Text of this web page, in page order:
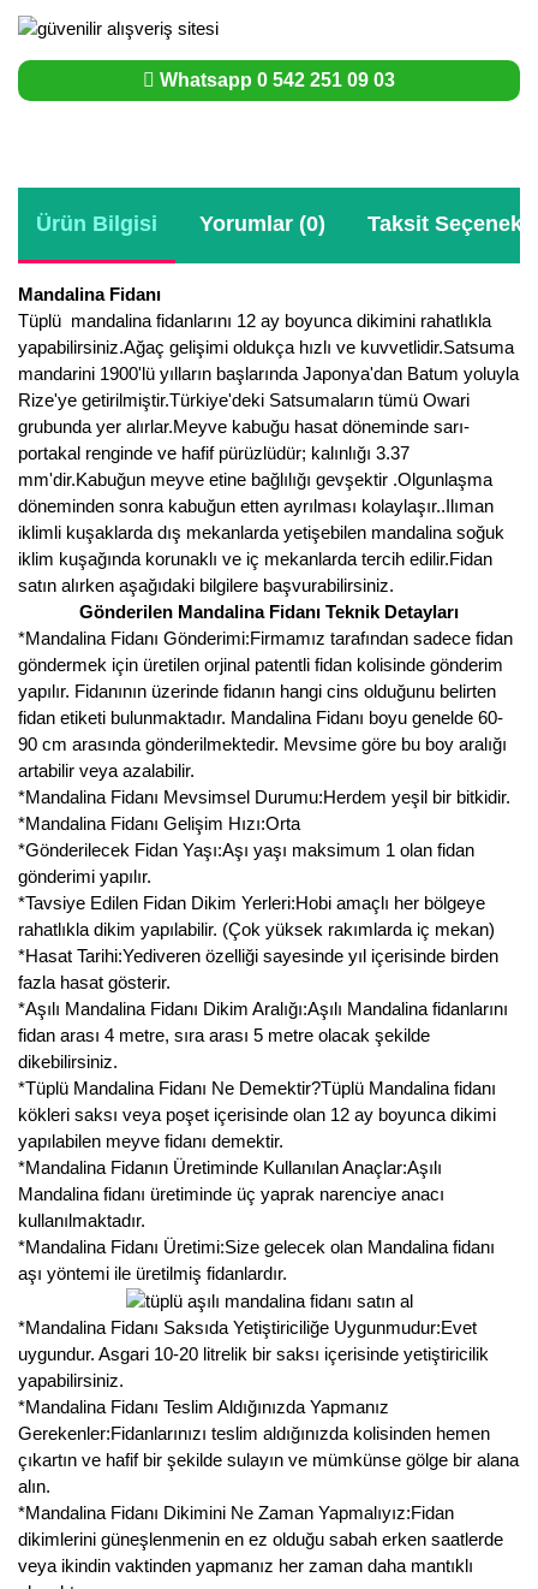
Whatsapp 0 542 251 09 03
Ürün Bilgisi Yorumlar (0) Taksit
Mandalina Fidanı
Tüplü mandalina fidanlarını 12 ay boyunca dikimini rahatlıkla
yapabilirsiniz.Ağaç gelişimi oldukça hızlı ve kuvvetlidir.Satsuma
mandarini 1900'lü yılların başlarında Japonya'dan Batum yoluyla
Rize'ye getirilmiştir.Türkiye'deki Satsumaların tümü Owari
grubunda yer alırlar.Meyve kabuğu hasat döneminde sarı-
portakal renginde ve hafif pürüzlüdür; kalınlığı 3.37
mm'dir.Kabuğun meyve etine bağlılığı gevşektir .Olgunlaşma
döneminden sonra kabuğun etten ayrılması kolaylaşır..Ilıman
iklimli kuşaklarda dış mekanlarda yetişebilen mandalina soğuk
iklim kuşağında korunaklı ve iç mekanlarda tercih edilir.Fidan
satın alırken aşağıdaki bilgilere başvurabilirsiniz.
Gönderilen Mandalina Fidanı Teknik Detayları
*Mandalina Fidanı Gönderimi:Firmamız tarafından sadece fidan
göndermek için üretilen orjinal patentli fidan kolisinde gönderim
yapılır. Fidanının üzerinde fidanın hangi cins olduğunu belirten
fidan etiketi bulunmaktadır. Mandalina Fidanı boyu genelde 60-
90 cm arasında gönderilmektedir. Mevsime göre bu boy aralığı
artabilir veya azalabilir.
*Mandalina Fidanı Mevsimsel Durumu:Herdem yeşil bir bitkidir.
*Mandalina Fidanı Gelişim Hızı:Orta
*Gönderilecek Fidan Yaşı:Aşı yaşı maksimum 1 olan fidan
gönderimi yapılır.
*Tavsiye Edilen Fidan Dikim Yerleri:Hobi amaçlı her bölgeye
rahatlıkla dikim yapılabilir. (Çok yüksek rakımlarda iç mekan)
*Hasat Tarihi:Yediveren özelliği sayesinde yıl içerisinde birden
fazla hasat gösterir.
*Aşılı Mandalina Fidanı Dikim Aralığı:Aşılı Mandalina fidanlarını
fidan arası 4 metre, sıra arası 5 metre olacak şekilde
dikebilirsiniz.
*Tüplü Mandalina Fidanı Ne Demektir?Tüplü Mandalina fidanı
kökleri saksı veya poşet içerisinde olan 12 ay boyunca dikimi
yapılabilen meyve fidanı demektir.
*Mandalina Fidanın Üretiminde Kullanılan Anaçlar:Aşılı
Mandalina fidanı üretiminde üç yaprak narenciye anacı
kullanılmaktadır.
*Mandalina Fidanı Üretimi:Size gelecek olan Mandalina fidanı
aşı yöntemi ile üretilmiş fidanlardır.
*Mandalina Fidanı Saksıda Yetiştiriciliğe Uygunmudur:Evet
uygundur. Asgari 10-20 litrelik bir saksı içerisinde yetiştiricilik
yapabilirsiniz.
*Mandalina Fidanı Teslim Aldığınızda Yapmanız
Gerekenler:Fidanlarınızı teslim aldığınızda kolisinden hemen
çıkartın ve hafif bir şekilde sulayın ve mümkünse gölge bir alana
alın.
*Mandalina Fidanı Dikimini Ne Zaman Yapmalıyız:Fidan
dikimlerini güneşlenmenin en ez olduğu sabah erken saatlerde
veya ikindin vaktinden yapmanız her zaman daha mantıklı